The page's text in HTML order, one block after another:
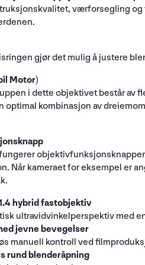
værforsegling og
gjør det mulig å justere
Motor)
i dette objektivet består av
optimal kombinasjon av
Når kameraet for eksempel er
hybrid fastobjektiv
ultravidvinkelperspektiv med
jevne bevegelser
manuell kontroll ved
rund blenderåpning